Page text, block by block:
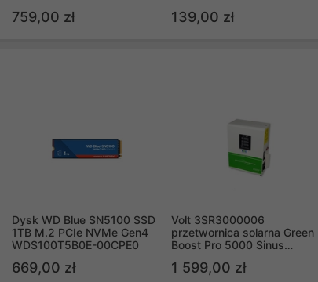
759,00 zł 139,00 zł
Dysk WD Blue SN5100 SSD
1TB M.2 PCIe NVMe Gen4
WDS100T5B0E-00CPE0
669,00 zł
Volt 3SR3000006
przetwornica solarna Green
Boost Pro 5000 Sinus
1 599,00 zł